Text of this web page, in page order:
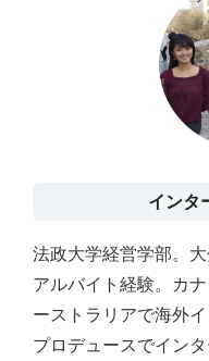
インタ
法政大学経営学部。
アルバイト経験。カ
ーストラリアで海外
プロデュースでイン